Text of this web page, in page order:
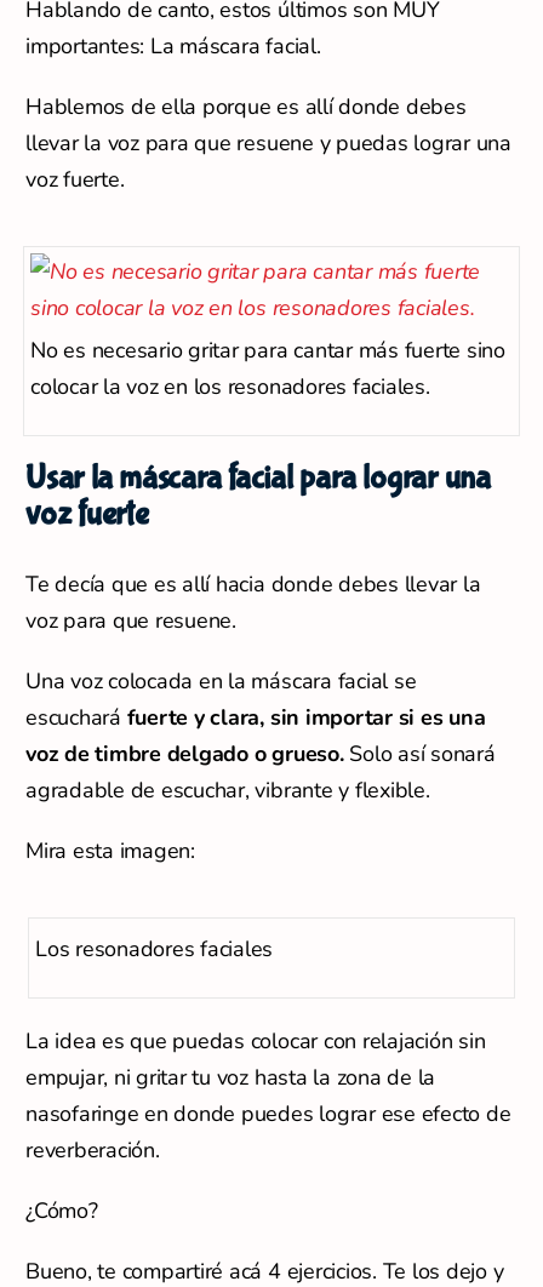
Hablando de canto, estos últimos son MUY
importantes: La máscara facial.
Hablemos de ella porque es allí donde debes
llevar la voz para que resuene y puedas lograr una
voz fuerte.
No es necesario gritar para cantar más fuerte sino
colocar la voz en los resonadores faciales.
Usar la máscara facial para lograr una
voz fuerte
Te decía que es allí hacia donde debes llevar la
voz para que resuene.
Una voz colocada en la máscara facial se
escuchará fuerte y clara, sin importar si es una
voz de timbre delgado o grueso.Solo así sonará
agradable de escuchar, vibrante y flexible.
Mira esta imagen:
Los resonadores faciales
La idea es que puedas colocar con relajación sin
empujar, ni gritar tu voz hasta la zona de la
nasofaringe en donde puedes lograr ese efecto de
reverberación.
¿Cómo?
Bueno, te compartiré acá 4 ejercicios. Te los dejo y